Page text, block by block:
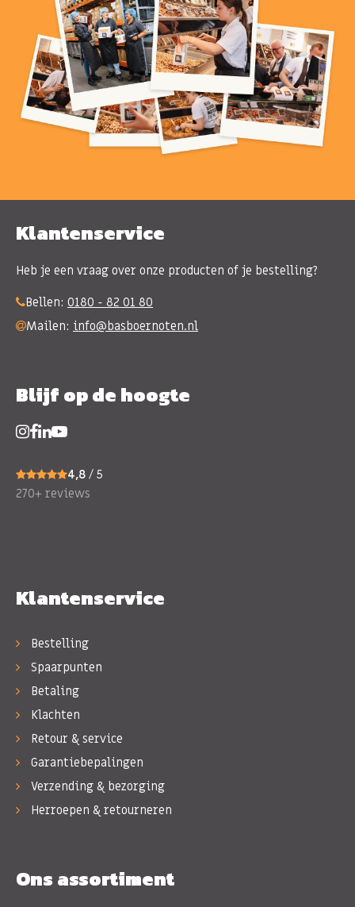
Klantenservice
Heb je een vraag over onze producten of je bestelling?
Bellen: 0180 - 82 01 80
Mailen: info@basboernoten.nl
Blijf op de hoogte
4,8 / 5
270+ reviews
Klantenservice
Bestelling
Spaarpunten
Betaling
Klachten
Retour & service
Garantiebepalingen
Verzending & bezorging
Herroepen & retourneren
Ons assortiment